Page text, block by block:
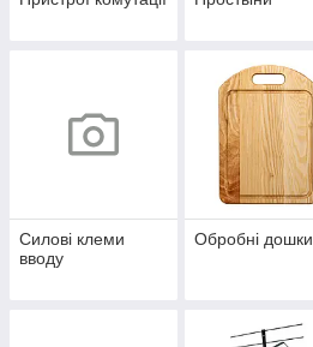
Силові клеми
вводу
Обробні дошки